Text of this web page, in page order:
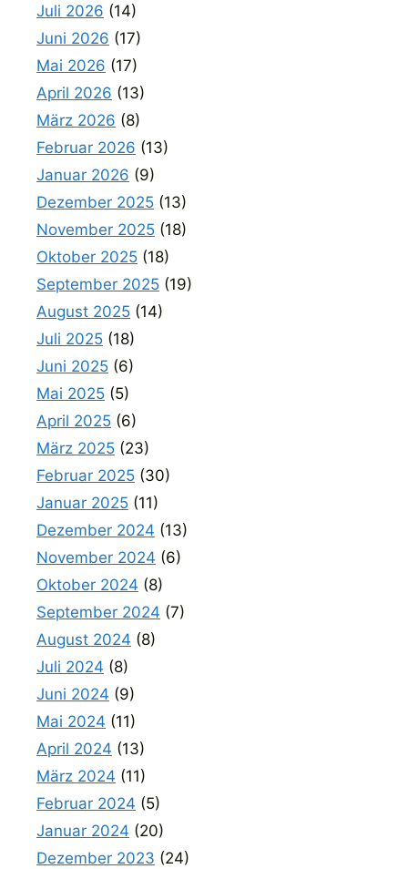
Juli 2026 (14)
Juni 2026 (17)
Mai 2026 (17)
April 2026 (13)
März 2026 (8)
Februar 2026 (13)
Januar 2026 (9)
Dezember 2025 (13)
November 2025 (18)
Oktober 2025 (18)
September 2025 (19)
August 2025 (14)
Juli 2025 (18)
Juni 2025 (6)
Mai 2025 (5)
April 2025 (6)
März 2025 (23)
Februar 2025 (30)
Januar 2025 (11)
Dezember 2024 (13)
November 2024 (6)
Oktober 2024 (8)
September 2024 (7)
August 2024 (8)
Juli 2024 (8)
Juni 2024 (9)
Mai 2024 (11)
April 2024 (13)
März 2024 (11)
Februar 2024 (5)
Januar 2024 (20)
Dezember 2023 (24)